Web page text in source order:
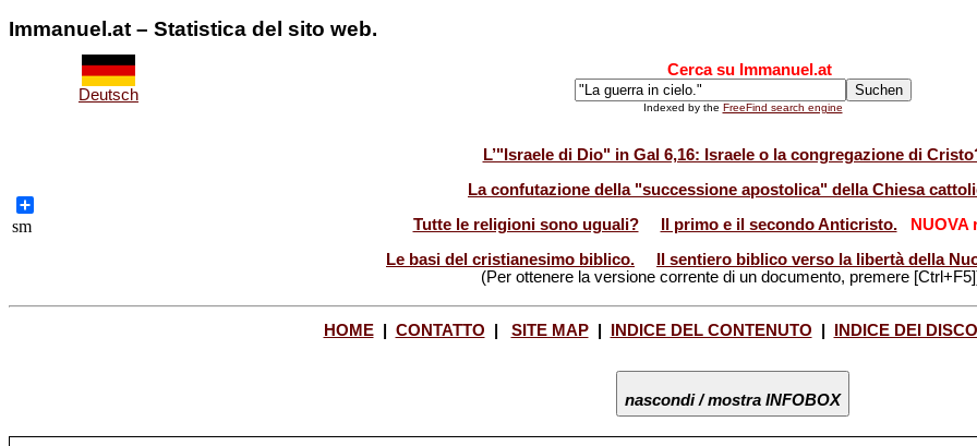
Immanuel.at – Statistica del sito web.
Deutsch
Cerca su Immanuel.at
Indexed by the FreeFind search engine
Share
sm
L’"Israele di Dio" in Gal 6,16: Israele o la congregazione di
La confutazione della "successione apostolica" della Chiesa
Tutte le religioni sono uguali?
Il primo e il secondo Anticristo.
NUOVA
Le basi del cristianesimo biblico.
Il sentiero biblico verso la libertà della
(Per ottenere la versione corrente di un documento, premere
HOME| CONTATTO SITE MAP| INDICE DEL CONTENUTO INDICE DEI
nascondi / mostra INFOBOX